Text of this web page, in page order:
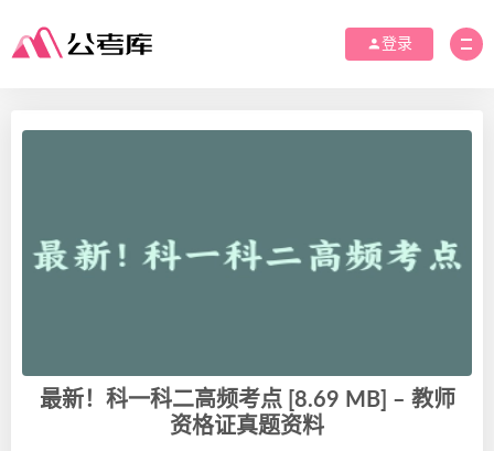
登录
最新！科一科二高频考点 [8.69 MB] – 教师
资格证真题资料